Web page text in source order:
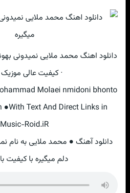
دانلود اهنگ محمد ملایی نمیدونی
· کیفیت عالی موزیک
Molaei nmidoni bhonto
Text And Direct Links in
Music-Roid.iR
دانلود آهنگ ● محمد ملایی به نام
دلم میگیره با کیفیت بالا